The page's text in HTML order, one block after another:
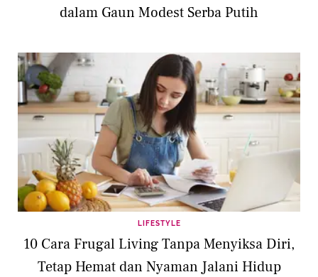
dalam Gaun Modest Serba Putih
LIFESTYLE
10 Cara Frugal Living Tanpa Menyiksa Diri,
Tetap Hemat dan Nyaman Jalani Hidup